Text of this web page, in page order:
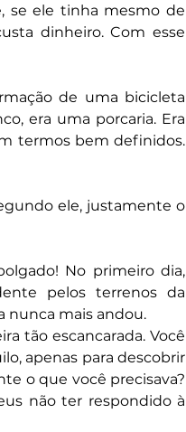
se ele tinha mesmo de
dinheiro. Com esse
de uma bicicleta
era uma porcaria. Era
termos bem definidos.
ele, justamente o
No primeiro dia,
pelos terrenos da
nunca mais andou.
tão escancarada. Você
apenas para descobrir
o que você precisava?
não ter respondido à